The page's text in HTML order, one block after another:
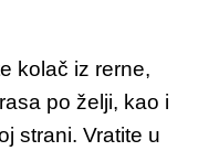
kolač iz rerne,
po želji, kao i
strani. Vratite u